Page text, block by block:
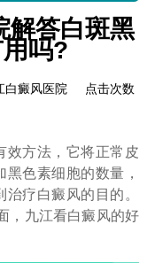
解答白斑黑
吗?
白癜风医院
点击次数
方法，它将正常皮
色素细胞的数量，
疗白癜风的目的。
，九江看白癜风的好